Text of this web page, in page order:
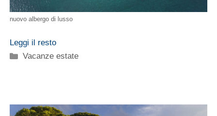
nuovo albergo di lusso
Leggi il resto
Categorie
Vacanze estate